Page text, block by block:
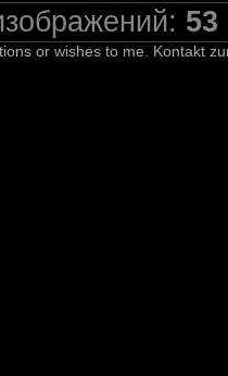
53
or wishes to me. Kontakt